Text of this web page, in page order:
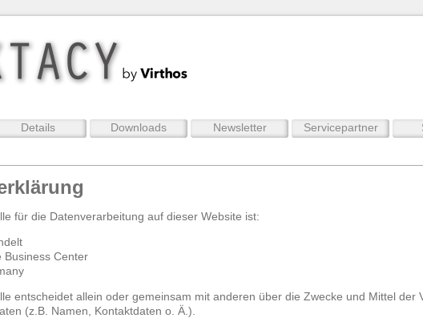
Details Downloads Newsletter Servicepartner
für die Datenverarbeitung auf dieser Website ist:
Business Center
entscheidet allein oder gemeinsam mit anderen über die Zwecke und Mittel der
(z.B. Namen, Kontaktdaten o. Ä.).